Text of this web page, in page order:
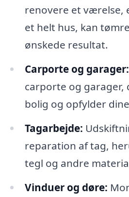
renovere et værelse,
et helt hus, kan
ønskede resultat.
Carporte og garager:
carporte og garager,
bolig og opfylder
Tagarbejde:
reparation af tag,
tegl og andre
Vinduer og døre: